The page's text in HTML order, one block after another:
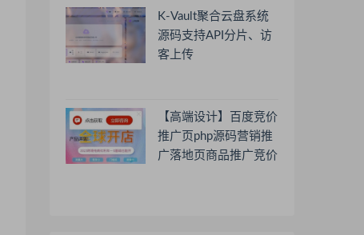
K-Vault聚合云盘系统
源码支持API分片、访
客上传
【高端设计】百度竞价
推广页php源码营销推
广落地页商品推广竞价